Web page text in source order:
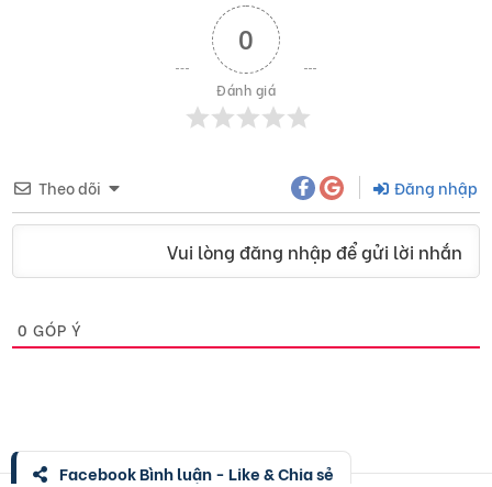
0
Đánh giá
Theo dõi Đăng nhập
Vui lòng đăng nhập để gửi lời nhắn
0 GÓP Ý
Facebook Bình luận - Like & Chia sẻ